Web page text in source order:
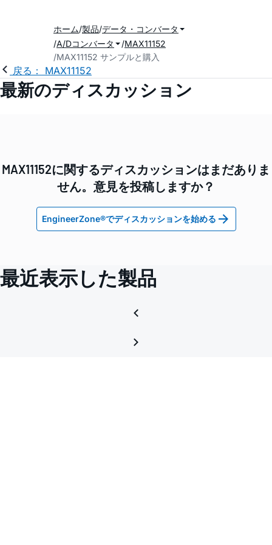
ホーム 製品 データ・コンバータ
A/Dコンバータ
MAX11152
MAX11152 サンプルと購入
戻る： MAX11152
最新のディスカッション
MAX11152に関するディスカッションはまだありま
せん。意見を投稿しますか？
EngineerZone®でディスカッションを始める
最近表示した製品